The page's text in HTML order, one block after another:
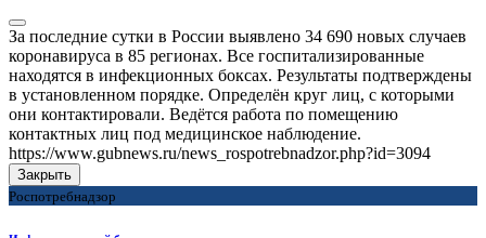
За последние сутки в России выявлено 34 690 новых случаев
коронавируса в 85 регионах. Все госпитализированные
находятся в инфекционных боксах. Результаты подтверждены
в установленном порядке. Определён круг лиц, с которыми
они контактировали. Ведётся работа по помещению
контактных лиц под медицинское наблюдение.
https://www.gubnews.ru/news_rospotrebnadzor.php?id=3094
Закрыть
Роспотребнадзор